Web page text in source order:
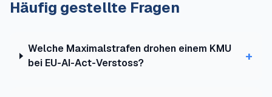
Häufig gestellte Fragen
Welche Maximalstrafen drohen einem KMU
bei EU-AI-Act-Verstoss?
+